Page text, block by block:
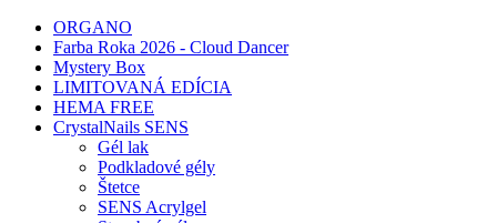
ORGANO
Farba Roka 2026 - Cloud Dancer
Mystery Box
LIMITOVANÁ EDÍCIA
HEMA FREE
CrystalNails SENS
Gél lak
Podkladové gély
Štetce
SENS Acrylgel